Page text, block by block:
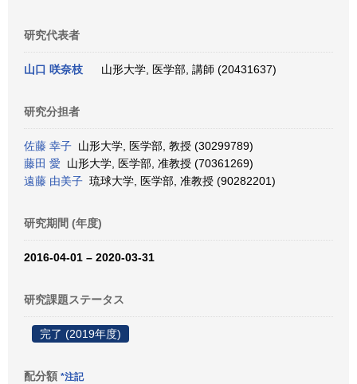
研究代表者
山口 咲奈枝 山形大学, 医学部, 講師 (20431637)
研究分担者
佐藤 幸子 山形大学, 医学部, 教授 (30299789)
藤田 愛 山形大学, 医学部, 准教授 (70361269)
遠藤 由美子 琉球大学, 医学部, 准教授 (90282201)
研究期間 (年度)
2016-04-01 – 2020-03-31
研究課題ステータス
完了 (2019年度)
配分額 *注記